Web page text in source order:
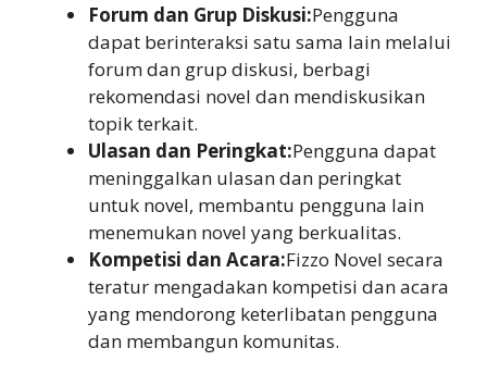
Forum dan Grup Diskusi:Pengguna
dapat berinteraksi satu sama lain melalui
forum dan grup diskusi, berbagi
rekomendasi novel dan mendiskusikan
topik terkait.
Ulasan dan Peringkat:Pengguna dapat
meninggalkan ulasan dan peringkat
untuk novel, membantu pengguna lain
menemukan novel yang berkualitas.
Kompetisi dan Acara:Fizzo Novel secara
teratur mengadakan kompetisi dan acara
yang mendorong keterlibatan pengguna
dan membangun komunitas.